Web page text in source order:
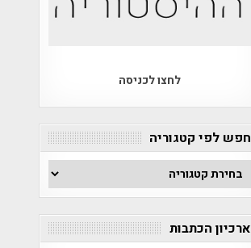
לחצו לכניסה
חפש לפי קטגוריה
חפש
לפי
ארכיון הכתבות